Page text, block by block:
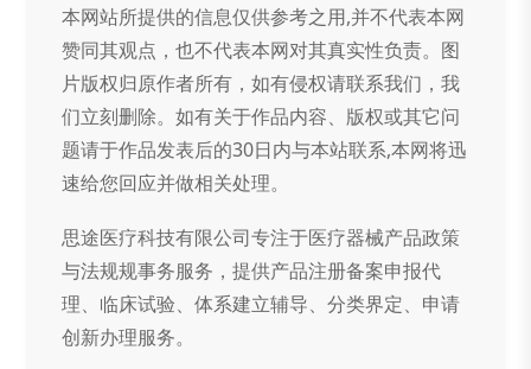
本网站所提供的信息仅供参考之用,并不代表本网
赞同其观点，也不代表本网对其真实性负责。图
片版权归原作者所有，如有侵权请联系我们，我
们立刻删除。如有关于作品内容、版权或其它问
题请于作品发表后的30日内与本站联系,本网将迅
速给您回应并做相关处理。
思途医疗科技有限公司专注于医疗器械产品政策
与法规规事务服务，提供产品注册备案申报代
理、临床试验、体系建立辅导、分类界定、申请
创新办理服务。